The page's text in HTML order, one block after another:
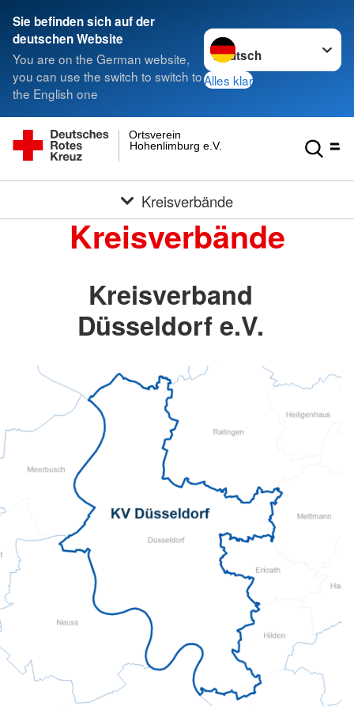
Sie befinden sich auf der
deutschen Website
You are on the German website,
you can use the switch to switch to
the English one
Sprache wechseln zu
Alles klar
Hohenlimburg e.V.
Ortsverein
Kreisverbände
Kreisverbände
Kreisverband
Düsseldorf e.V.